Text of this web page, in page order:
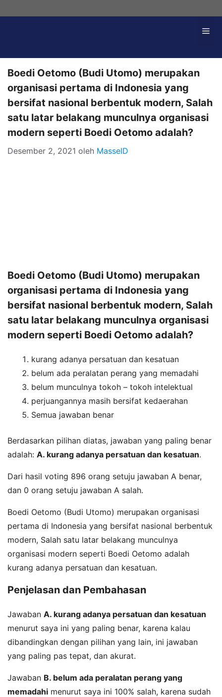
Boedi Oetomo (Budi Utomo) merupakan
organisasi pertama di Indonesia yang
bersifat nasional berbentuk modern, Salah
satu latar belakang munculnya organisasi
modern seperti Boedi Oetomo adalah?
Desember 2, 2021 oleh MasseID
Boedi Oetomo (Budi Utomo) merupakan
organisasi pertama di Indonesia yang
bersifat nasional berbentuk modern, Salah
satu latar belakang munculnya organisasi
modern seperti Boedi Oetomo adalah?
kurang adanya persatuan dan kesatuan
belum ada peralatan perang yang memadahi
belum munculnya tokoh – tokoh intelektual
perjuangannya masih bersifat kedaerahan
Semua jawaban benar
Berdasarkan pilihan diatas, jawaban yang paling benar
adalah: A. kurang adanya persatuan dan kesatuan.
Dari hasil voting 896 orang setuju jawaban A benar,
dan 0 orang setuju jawaban A salah.
Boedi Oetomo (Budi Utomo) merupakan organisasi
pertama di Indonesia yang bersifat nasional berbentuk
modern, Salah satu latar belakang munculnya
organisasi modern seperti Boedi Oetomo adalah
kurang adanya persatuan dan kesatuan.
Penjelasan dan Pembahasan
Jawaban A. kurang adanya persatuan dan kesatuan
menurut saya ini yang paling benar, karena kalau
dibandingkan dengan pilihan yang lain, ini jawaban
yang paling pas tepat, dan akurat.
Jawaban B. belum ada peralatan perang yang
memadahi menurut saya ini 100% salah, karena sudah